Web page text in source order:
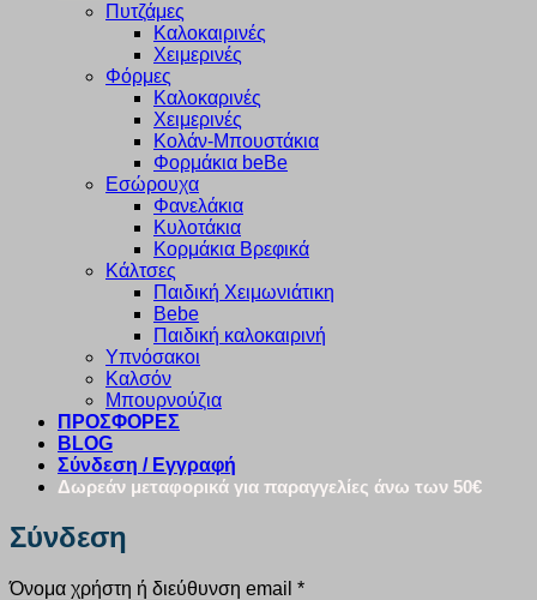
Πυτζάμες
Καλοκαιρινές
Χειμερινές
Φόρμες
Καλοκαρινές
Χειμερινές
Κολάν-Μπουστάκια
Φορμάκια beBe
Εσώρουχα
Φανελάκια
Κυλοτάκια
Κορμάκια Βρεφικά
Κάλτσες
Παιδική Χειμωνιάτικη
Bebe
Παιδική καλοκαιρινή
Υπνόσακοι
Καλσόν
Μπουρνούζια
ΠΡΟΣΦΟΡΕΣ
BLOG
Σύνδεση / Εγγραφή
Δωρεάν μεταφορικά για παραγγελίες άνω των 50€
Σύνδεση
Όνομα χρήστη ή διεύθυνση email *Απαιτείται